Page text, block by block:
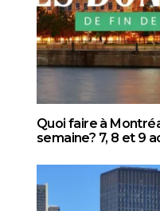
Quoi faire à
semaine? 7, 8 et 9